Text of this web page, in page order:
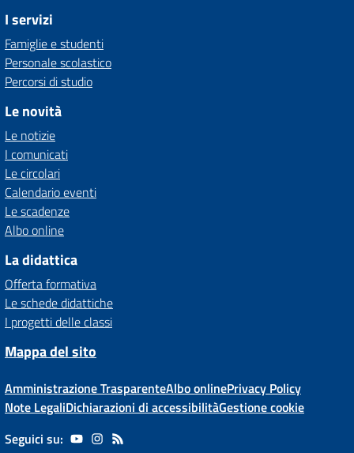
I servizi
Famiglie e studenti
Personale scolastico
Percorsi di studio
Le novità
Le notizie
I comunicati
Le circolari
Calendario eventi
Le scadenze
Albo online
La didattica
Offerta formativa
Le schede didattiche
I progetti delle classi
Mappa del sito
Amministrazione TrasparenteAlbo onlinePrivacy Policy
Note LegaliDichiarazioni di accessibilitàGestione cookie
Seguici su: